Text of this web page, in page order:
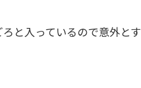
と入っているので意外とす